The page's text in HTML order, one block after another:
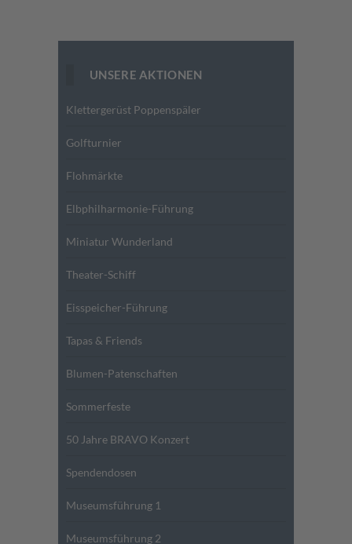
UNSERE AKTIONEN
Klettergerüst Poppenspäler
Golfturnier
Flohmärkte
Elbphilharmonie-Führung
Miniatur Wunderland
Theater-Schiff
Eisspeicher-Führung
Tapas & Friends
Blumen-Patenschaften
Sommerfeste
50 Jahre BRAVO Konzert
Spendendosen
Museumsführung 1
Museumsführung 2